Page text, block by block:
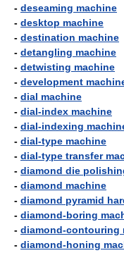
- deseaming machine
- desktop machine
- destination machine
- detangling machine
- detwisting machine
- development
- dial machine
- dial-index machine
- dial-indexing
- dial-type machine
- dial-type transfer
- diamond die
- diamond machine
- diamond pyramid
- diamond-boring
- diamond-contouring
- diamond-honing